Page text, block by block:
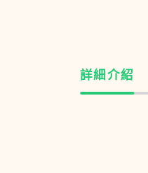
詳細介紹